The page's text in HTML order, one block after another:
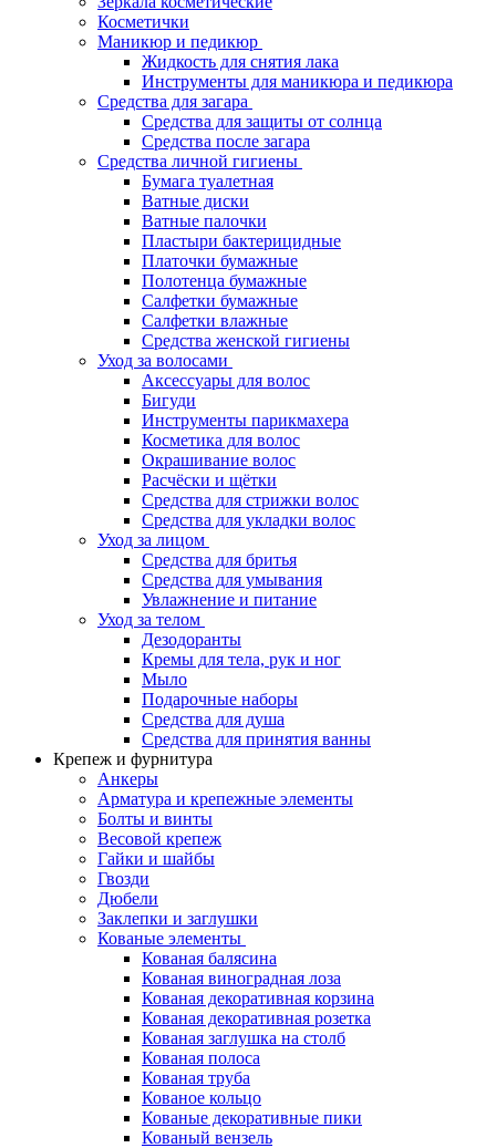
Косметички
Маникюр и педикюр
Жидкость для снятия лака
Инструменты для маникюра и педикюра
Средства для загара
Средства для защиты от солнца
Средства после загара
Средства личной гигиены
Бумага туалетная
Ватные диски
Ватные палочки
Пластыри бактерицидные
Платочки бумажные
Полотенца бумажные
Салфетки бумажные
Салфетки влажные
Средства женской гигиены
Уход за волосами
Аксессуары для волос
Бигуди
Инструменты парикмахера
Косметика для волос
Окрашивание волос
Расчёски и щётки
Средства для стрижки волос
Средства для укладки волос
Уход за лицом
Средства для бритья
Средства для умывания
Увлажнение и питание
Уход за телом
Дезодоранты
Кремы для тела, рук и ног
Мыло
Подарочные наборы
Средства для душа
Средства для принятия ванны
Крепеж и фурнитура
Анкеры
Арматура и крепежные элементы
Болты и винты
Весовой крепеж
Гайки и шайбы
Гвозди
Дюбели
Заклепки и заглушки
Кованые элементы
Кованая балясина
Кованая виноградная лоза
Кованая декоративная корзина
Кованая декоративная розетка
Кованая заглушка на столб
Кованая полоса
Кованая труба
Кованое кольцо
Кованые декоративные пики
Кованый вензель